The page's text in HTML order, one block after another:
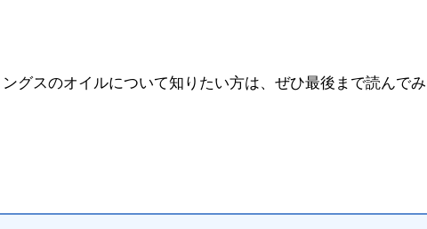
グスのオイルについて知りたい方は、ぜひ最後まで読んでみ